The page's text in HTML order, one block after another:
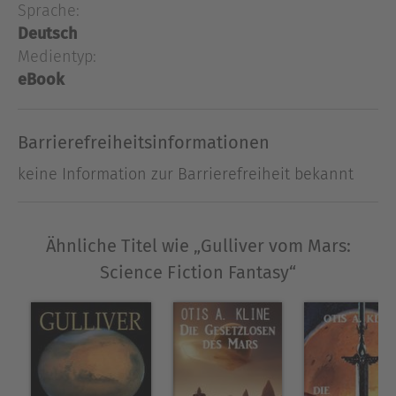
verliebt.Ein klassisches Fantasy
Planetenabenteuer.
Sprache:
Deutsch
Medientyp:
eBook
Barrierefreiheitsinformationen
keine Information zur Barrierefreiheit bekannt
Ähnliche Titel wie „Gulliver vom Mars:
Science Fiction Fantasy“